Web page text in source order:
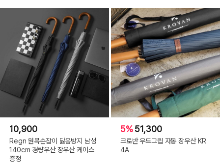
10,900
Regn 원목손잡이 닳음방지 남성
140cm 경량우산 장우산 케이스
증정
5%51,300
크로반 우드그립 자동 장우산 KR
4A